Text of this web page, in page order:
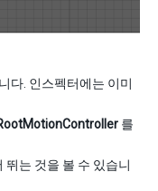
다. 인스펙터에는 이미
를
뛰는 것을 볼 수 있습니